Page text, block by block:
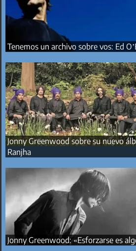
Tenemos un archivo sobre vos: Ed
Jonny Greenwood sobre su nuevo
Ranjha
Jonny Greenwood: «Esforzarse es